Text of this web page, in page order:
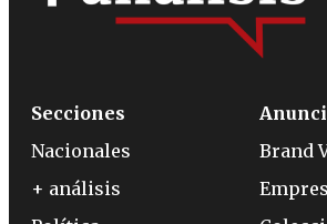
Secciones
Nacionales
+ análisis
Brand